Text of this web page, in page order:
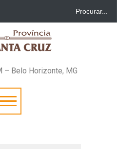
– Belo Horizonte, MG